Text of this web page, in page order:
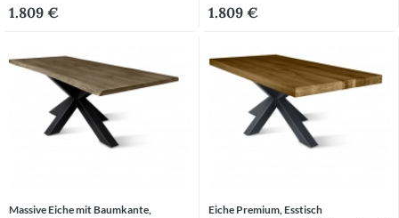
1.809 € 1.809 €
Massive Eiche mit Baumkante,
Eiche Premium, Esstisch